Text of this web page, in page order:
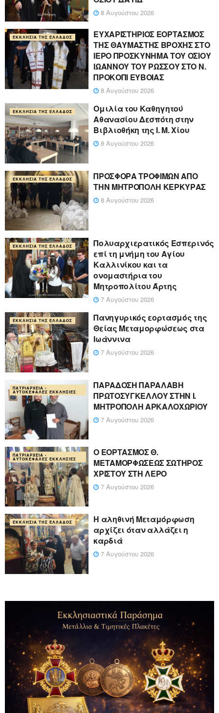
8 Αυγούστου 2026
ΕΚΚΛΗΣΊΑ ΤΗΣ ΕΛΛΆΔΟΣ
ΕΥΧΑΡΙΣΤΗΡΙΟΣ ΕΟΡΤΑΣΜΟΣ
ΤΗΣ ΘΑΥΜΑΣΤΗΣ ΒΡΟΧΗΣ ΣΤΟ
ΙΕΡΟ ΠΡΟΣΚΥΝΗΜΑ ΤΟΥ ΟΣΙΟΥ
ΙΩΑΝΝΟΥ ΤΟΥ ΡΩΣΣΟΥ ΣΤΟ Ν.
ΠΡΟΚΟΠΙ ΕΥΒΟΙΑΣ
8 Αυγούστου 2026
ΕΚΚΛΗΣΊΑ ΤΗΣ ΕΛΛΆΔΟΣ
Ομιλία του Καθηγητού
Αθανασίου Δεσπότη στην
Βιβλιοθήκη της Ι. Μ. Χίου
8 Αυγούστου 2026
ΕΚΚΛΗΣΊΑ ΤΗΣ ΕΛΛΆΔΟΣ
ΠΡΟΣΦΟΡΑ ΤΡΟΦΙΜΩΝ ΑΠΟ
ΤΗΝ ΜΗΤΡΟΠΟΛΗ ΚΕΡΚΥΡΑΣ
8 Αυγούστου 2026
ΕΚΚΛΗΣΊΑ ΤΗΣ ΕΛΛΆΔΟΣ
Πολυαρχιερατικός Εσπερινός
επί τη μνήμη του Αγίου
Καλλινίκου και τα
ονομαστήρια του
Μητροπολίτου Άρτης
7 Αυγούστου 2026
ΕΚΚΛΗΣΊΑ ΤΗΣ ΕΛΛΆΔΟΣ
Πανηγυρικός εορτασμός της
Θείας Μεταμορφώσεως στα
Ιωάννινα
7 Αυγούστου 2026
ΠΑΤΡΙΑΡΧΕΊΑ -
ΑΥΤΟΚΈΦΑΛΕΣ ΕΚΚΛΗΣΊΕΣ
ΠΑΡΑΔΟΣΗ ΠΑΡΑΛΑΒΗ
ΠΡΩΤΟΣΥΓΚΕΛΛΟΥ ΣΤΗΝ Ι.
ΜΗΤΡΟΠΟΛΗ ΑΡΚΑΛΟΧΩΡΙΟΥ
7 Αυγούστου 2026
ΠΑΤΡΙΑΡΧΕΊΑ -
ΑΥΤΟΚΈΦΑΛΕΣ ΕΚΚΛΗΣΊΕΣ
Ο ΕΟΡΤΑΣΜΟΣ Θ.
ΜΕΤΑΜΟΡΦΩΣΕΩΣ ΣΩΤΗΡΟΣ
ΧΡΙΣΤΟΥ ΣΤΗ ΛΕΡΟ
7 Αυγούστου 2026
ΕΚΚΛΗΣΊΑ ΤΗΣ ΕΛΛΆΔΟΣ
Η αληθινή Μεταμόρφωση
αρχίζει όταν αλλάζει η
καρδιά
7 Αυγούστου 2026